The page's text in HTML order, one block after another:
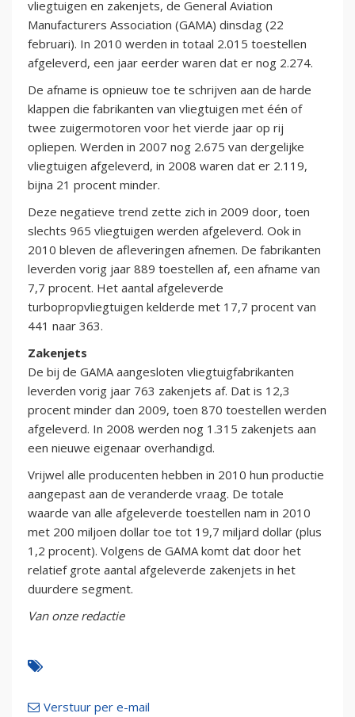
vliegtuigen en zakenjets, de General Aviation
Manufacturers Association (GAMA) dinsdag (22
februari). In 2010 werden in totaal 2.015 toestellen
afgeleverd, een jaar eerder waren dat er nog 2.274.
De afname is opnieuw toe te schrijven aan de harde
klappen die fabrikanten van vliegtuigen met één of
twee zuigermotoren voor het vierde jaar op rij
opliepen. Werden in 2007 nog 2.675 van dergelijke
vliegtuigen afgeleverd, in 2008 waren dat er 2.119,
bijna 21 procent minder.
Deze negatieve trend zette zich in 2009 door, toen
slechts 965 vliegtuigen werden afgeleverd. Ook in
2010 bleven de afleveringen afnemen. De fabrikanten
leverden vorig jaar 889 toestellen af, een afname van
7,7 procent. Het aantal afgeleverde
turbopropvliegtuigen kelderde met 17,7 procent van
441 naar 363.
Zakenjets
De bij de GAMA aangesloten vliegtuigfabrikanten
leverden vorig jaar 763 zakenjets af. Dat is 12,3
procent minder dan 2009, toen 870 toestellen werden
afgeleverd. In 2008 werden nog 1.315 zakenjets aan
een nieuwe eigenaar overhandigd.
Vrijwel alle producenten hebben in 2010 hun productie
aangepast aan de veranderde vraag. De totale
waarde van alle afgeleverde toestellen nam in 2010
met 200 miljoen dollar toe tot 19,7 miljard dollar (plus
1,2 procent). Volgens de GAMA komt dat door het
relatief grote aantal afgeleverde zakenjets in het
duurdere segment.
Van onze redactie
Verstuur per e-mail